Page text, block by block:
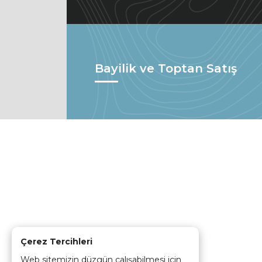
Çerez Tercihleri
Web sitemizin düzgün çalışabilmesi için
Bayilik ve Toptan Satış